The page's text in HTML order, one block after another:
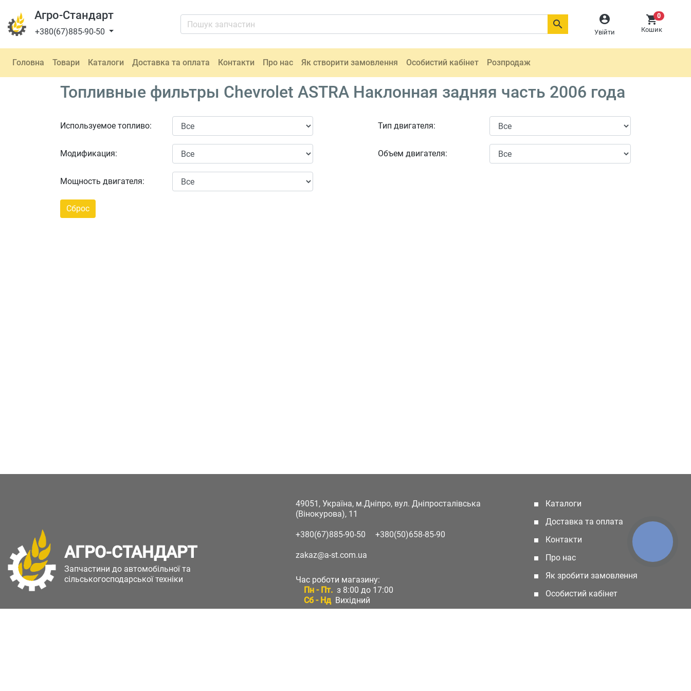
Агро-Стандарт
+380(67)885-90-50

Увійти
0
Кошик

Головна Товари Каталоги Доставка та оплата Контакти Про нас Як створити замовлення Особистий кабінет Розпродаж
Топливные фильтры Chevrolet ASTRA Наклонная задняя часть 2006 года
Используемое топливо:
Модификация:
Мощность двигателя:
Тип двигателя:
Объем двигателя:
АГРО-СТАНДАРТ
Запчастини до автомобільної та
сільськогосподарської техніки
49051, Україна, м.Дніпро, вул. Дніпросталівська
(Вінокурова), 11
+380(67)885-90-50 +380(50)658-85-90
zakaz@a-st.com.ua
Час роботи магазину:
Пн - Пт. з 8:00 до 17:00
Сб - Нд Вихідний
Каталоги
Доставка та оплата
Контакти
Про нас
Як зробити замовлення
Особистий кабінет